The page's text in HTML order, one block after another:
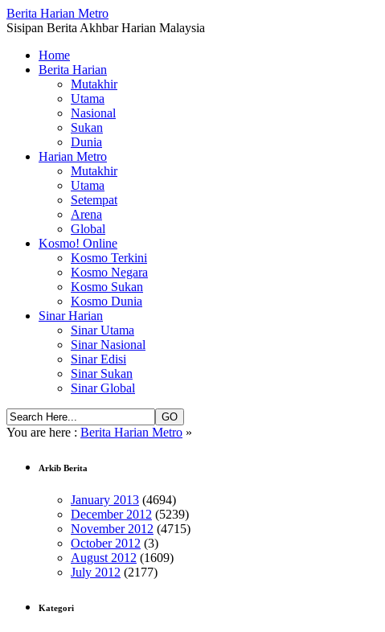
Berita Harian Metro
Sisipan Berita Akhbar Harian Malaysia
Home
Berita Harian
Mutakhir
Utama
Nasional
Sukan
Dunia
Harian Metro
Mutakhir
Utama
Setempat
Arena
Global
Kosmo! Online
Kosmo Terkini
Kosmo Negara
Kosmo Sukan
Kosmo Dunia
Sinar Harian
Sinar Utama
Sinar Nasional
Sinar Edisi
Sinar Sukan
Sinar Global
You are here : Berita Harian Metro »
Arkib Berita
January 2013 (4694)
December 2012 (5239)
November 2012 (4715)
October 2012 (3)
August 2012 (1609)
July 2012 (2177)
Kategori